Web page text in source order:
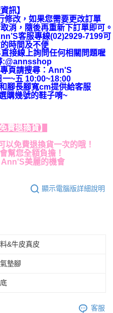
訊】
修改，如果您需要更改訂單
消，隨後再重新下訂單即可。
客服專線(02)2929-7199可
時間及不便
接線上詢問任何相關問題喔
:@annsshop
頁請搜尋：Ann'S
~五 10:00~18:00
腳長腳寬cm提供給客服
購幾號的鞋子唷~
費退換貨】
以免費退換貨一次的哦！
幫您全額負擔！
美麗的機會
顯示電腦版詳細說明
&牛皮真皮
墊腳
客服